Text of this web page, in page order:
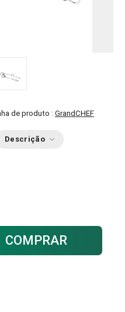
de produto : GrandCHEF
Descrição
COMPRAR